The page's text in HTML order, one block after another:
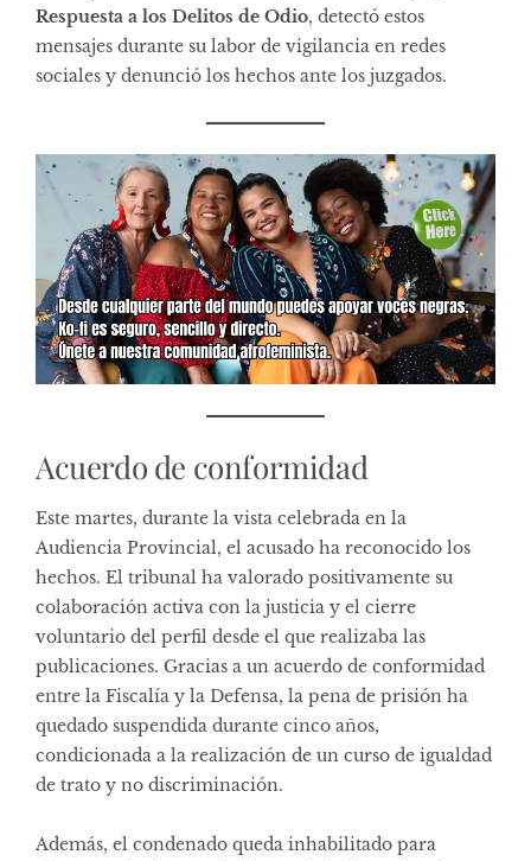
Respuesta a los Delitos de Odio, detectó estos
mensajes durante su labor de vigilancia en redes
sociales y denunció los hechos ante los juzgados.
Acuerdo de conformidad
Este martes, durante la vista celebrada en la
Audiencia Provincial, el acusado ha reconocido los
hechos. El tribunal ha valorado positivamente su
colaboración activa con la justicia y el cierre
voluntario del perfil desde el que realizaba las
publicaciones. Gracias a un acuerdo de conformidad
entre la Fiscalía y la Defensa, la pena de prisión ha
quedado suspendida durante cinco años,
condicionada a la realización de un curso de igualdad
de trato y no discriminación.
Además, el condenado queda inhabilitado para